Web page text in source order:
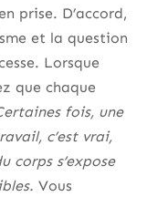
prise. D’accord,
et la question
Lorsque
que chaque
fois, une
c’est vrai,
corps s’expose
Vous